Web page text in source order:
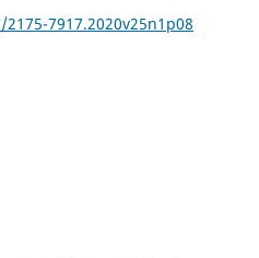
7917.2020v25n1p08